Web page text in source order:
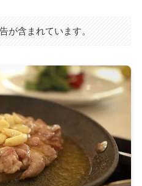
が含まれています。